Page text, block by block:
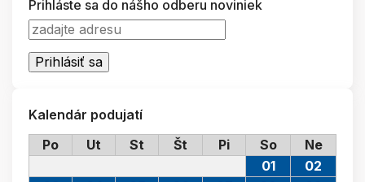
Prihláste sa do nášho odberu noviniek
Kalendár podujatí
Po
Ut St Št Pi So Ne
01
02